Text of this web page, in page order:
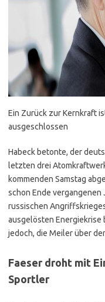
Ein Zurück zur Kernkraft
ausgeschlossen
Habeck betonte, der
letzten drei
kommenden Samstag
schon Ende vergangenen
russischen
ausgelösten Energiekrise
jedoch, die Meiler über
Faeser droht mit
Sportler